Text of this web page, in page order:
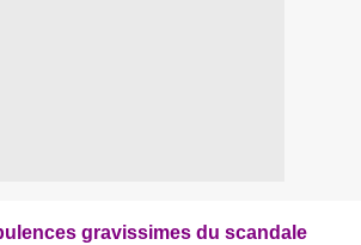
gravissimes du scandale